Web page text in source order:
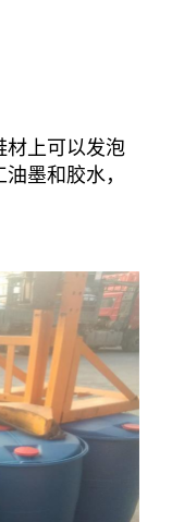
材上可以发泡
墨和胶水，